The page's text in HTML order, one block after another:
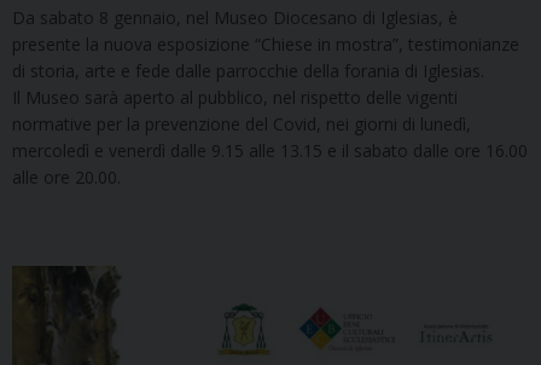
Da sabato 8 gennaio, nel Museo Diocesano di Iglesias, è
presente la nuova esposizione “Chiese in mostra”, testimonianze
di storia, arte e fede dalle parrocchie della forania di Iglesias.
Il Museo sarà aperto al pubblico, nel rispetto delle vigenti
normative per la prevenzione del Covid, nei giorni di lunedì,
mercoledì e venerdì dalle 9.15 alle 13.15 e il sabato dalle ore 16.00
alle ore 20.00.